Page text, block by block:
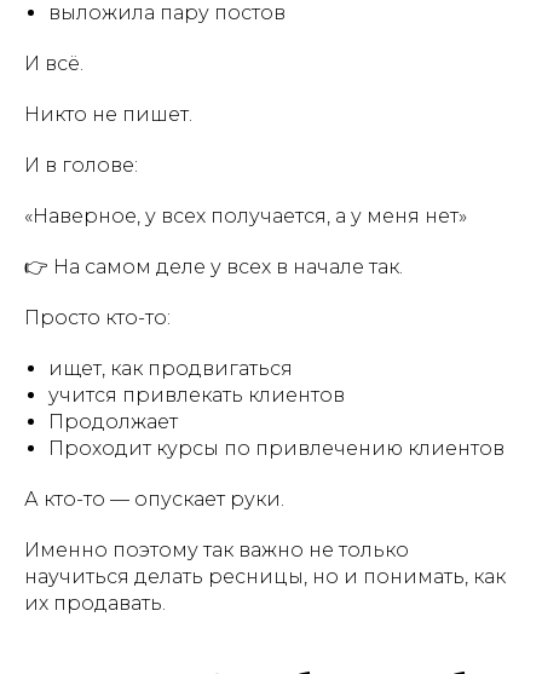
выложила пару постов
И всё.
Никто не пишет.
И в голове:
«Наверное, у всех получается, а у меня нет»
👉 На самом деле у всех в начале так.
Просто кто-то:
ищет, как продвигаться
учится привлекать клиентов
Продолжает
Проходит курсы по привлечению клиентов
А кто-то — опускает руки.
Именно поэтому так важно не только
научиться делать ресницы, но и понимать, как
их продавать.